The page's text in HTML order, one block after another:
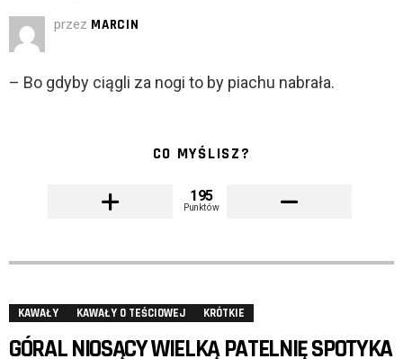
przez MARCIN
– Bo gdyby ciągli za nogi to by piachu nabrała.
CO MYŚLISZ?
195
Punktów
KAWAŁY KAWAŁY O TEŚCIOWEJ KRÓTKIE
GÓRAL NIOSĄCY WIELKĄ PATELNIĘ SPOTYKA